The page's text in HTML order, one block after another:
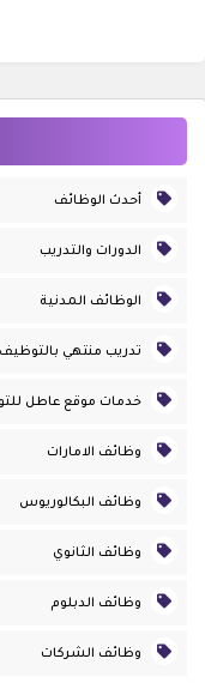
أحدث الوظائف
الدورات والتدريب
الوظائف المدنية
تدريب منتهي بالتوظيف
خدمات موقع عاطل
وظائف الامارات
وظائف البكالوريوس
وظائف الثانوي
وظائف الدبلوم
وظائف الشركات